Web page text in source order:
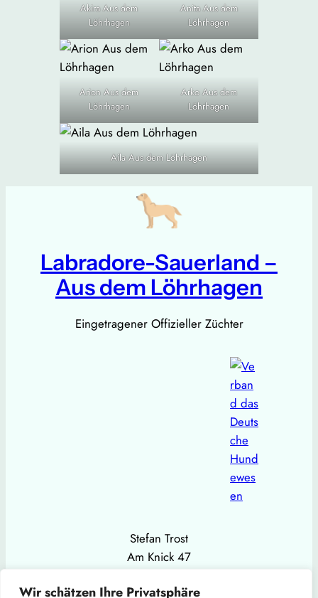
Wir schätzen Ihre Privatsphäre
Akira Aus dem
Löhrhagen
Anita Aus dem
Löhrhagen
Arion Aus dem
Löhrhagen
Arko Aus dem
Löhrhagen
Aila Aus dem Löhrhagen
Labradore-Sauerland –
Aus dem Löhrhagen
Eingetragener Offizieller Züchter
Stefan Trost
Am Knick 47
Mobil: +49 151 11323712